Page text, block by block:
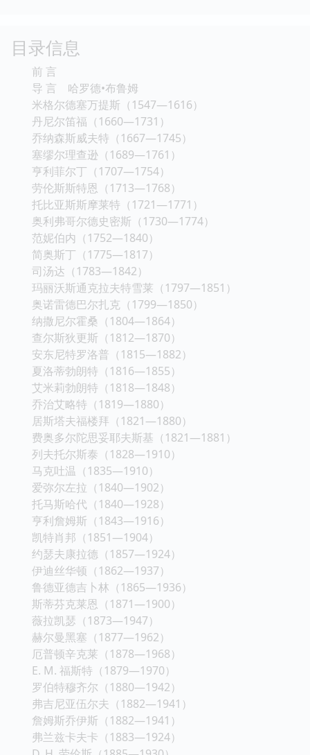
目录信息
前 言
导 言 哈罗德•布鲁姆
米格尔德塞万提斯（1547—1616）
丹尼尔笛福（1660—1731）
乔纳森斯威夫特（1667—1745）
塞缪尔理查逊（1689—1761）
亨利菲尔丁（1707—1754）
劳伦斯斯特恩（1713—1768）
托比亚斯斯摩莱特（1721—1771）
奥利弗哥尔德史密斯（1730—1774）
范妮伯内（1752—1840）
简奥斯丁（1775—1817）
司汤达（1783—1842）
玛丽沃斯通克拉夫特雪莱（1797—1851）
奥诺雷德巴尔扎克（1799—1850）
纳撒尼尔霍桑（1804—1864）
查尔斯狄更斯（1812—1870）
安东尼特罗洛普（1815—1882）
夏洛蒂勃朗特（1816—1855）
艾米莉勃朗特（1818—1848）
乔治艾略特（1819—1880）
居斯塔夫福楼拜（1821—1880）
费奥多尔陀思妥耶夫斯基（1821—1881）
列夫托尔斯泰（1828—1910）
马克吐温（1835—1910）
爱弥尔左拉（1840—1902）
托马斯哈代（1840—1928）
亨利詹姆斯（1843—1916）
凯特肖邦（1851—1904）
约瑟夫康拉德（1857—1924）
伊迪丝华顿（1862—1937）
鲁德亚德吉卜林（1865—1936）
斯蒂芬克莱恩（1871—1900）
薇拉凯瑟（1873—1947）
赫尔曼黑塞（1877—1962）
厄普顿辛克莱（1878—1968）
E. M. 福斯特（1879—1970）
罗伯特穆齐尔（1880—1942）
弗吉尼亚伍尔夫（1882—1941）
詹姆斯乔伊斯（1882—1941）
弗兰兹卡夫卡（1883—1924）